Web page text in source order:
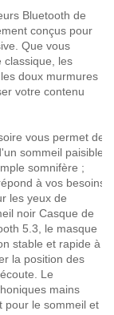
Bluetooth de
conçus pour
Que vous
classique, les
doux murmures
votre contenu
vous permet de
sommeil paisible
somnifère ;
à vos besoins
les yeux de
noir Casque de
5.3, le masque
stable et rapide à
la position des
Le
mains
pour le sommeil et